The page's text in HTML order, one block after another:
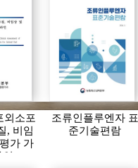
외소포
, 비임
가 가
인
조류인플루엔자 표
준기술편람